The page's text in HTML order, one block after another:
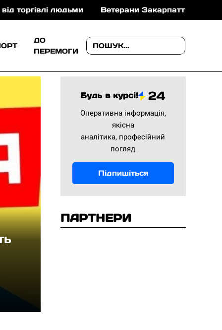
Ветерани Закарпаття можуть отримати до 1 млн
ДО
ПЕРЕМОГИ
або
Будь в курсі!
Оперативна інформація,
якісна
аналітика, професійний
погляд
Підпишіться
ПАРТНЕРИ